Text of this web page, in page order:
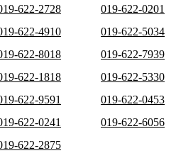
622-2728
019-622-0201
622-4910
019-622-5034
622-8018
019-622-7939
622-1818
019-622-5330
622-9591
019-622-0453
622-0241
019-622-6056
622-2875